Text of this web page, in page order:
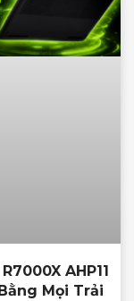
AHP11
Mọi Trải